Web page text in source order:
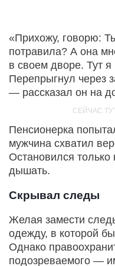
«Прихожу, говорю:
потравила? А она
в своем дворе. Тут
Перепрыгнул через
— рассказал он на
Пенсионерка
мужчина схватил
Остановился
дышать.
Скрывал следы
Желая замести
одежду, в которой
Однако
подозреваемого —